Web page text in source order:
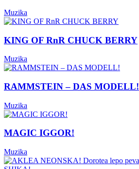
Muzika
KING OF RnR CHUCK BERRY
Muzika
RAMMSTEIN – DAS MODELL!
Muzika
MAGIC IGGOR!
Muzika